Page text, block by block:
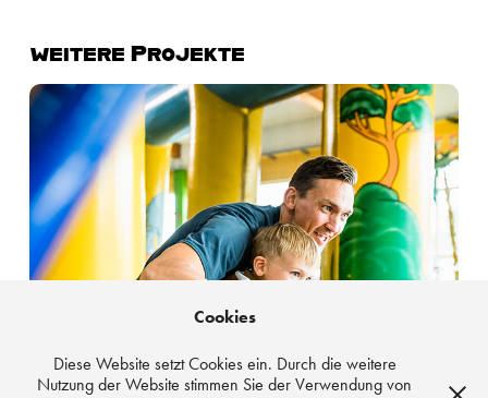
weitere Projekte
Sankt Wendeler Land
Cookies
Diese Website setzt Cookies ein. Durch die weitere
Nutzung der Website stimmen Sie der Verwendung von